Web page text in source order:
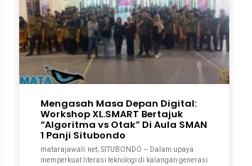
Mengasah Masa Depan Digital:
Workshop XL.SMART Bertajuk
“Algoritma vs Otak” Di Aula SMAN
1 Panji Situbondo
matarajawali.net; SITUBONDO – Dalam upaya
memperkuat literasi teknologi di kalangan generasi